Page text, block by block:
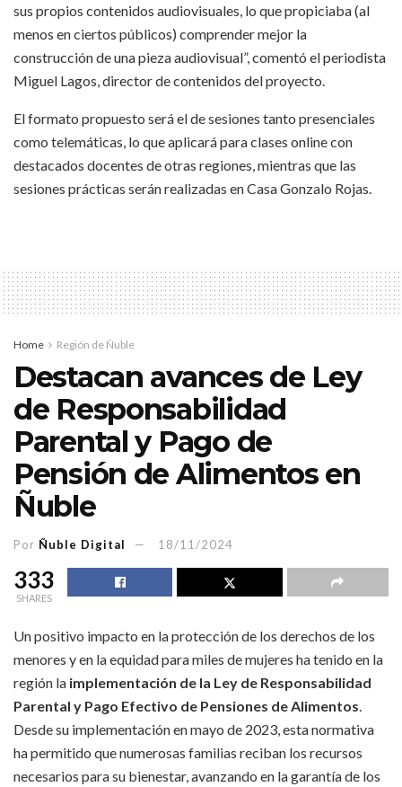
sus propios contenidos audiovisuales, lo que propiciaba (al
menos en ciertos públicos) comprender mejor la
construcción de una pieza audiovisual”, comentó el periodista
Miguel Lagos, director de contenidos del proyecto.
El formato propuesto será el de sesiones tanto presenciales
como telemáticas, lo que aplicará para clases online con
destacados docentes de otras regiones, mientras que las
sesiones prácticas serán realizadas en Casa Gonzalo Rojas.
Home Región de Ñuble
Destacan avances de Ley
de Responsabilidad
Parental y Pago de
Pensión de Alimentos en
Ñuble
Por Ñuble Digital 18/11/2024
333
SHARES
Un positivo impacto en la protección de los derechos de los
menores y en la equidad para miles de mujeres ha tenido en la
región la implementación de la Ley de Responsabilidad
Parental y Pago Efectivo de Pensiones de Alimentos
Desde su implementación en mayo de 2023, esta normativa
ha permitido que numerosas familias reciban los recursos
necesarios para su bienestar, avanzando en la garantía de los